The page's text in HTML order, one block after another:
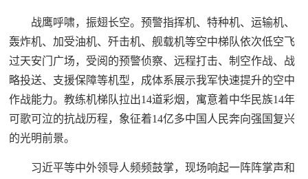
战鹰呼啸，振翅长空。预警指挥机、特种机、运输机、
轰炸机、加受油机、歼击机、舰载机等空中梯队依次低空飞
过天安门广场，受阅的预警侦察、远程打击、制空作战、战
略投送、支援保障等机型，成体系展示我军快速提升的空中
作战能力。教练机梯队拉出14道彩烟，寓意着中华民族14年
可歌可泣的抗战历程，象征着14亿多中国人民奔向强国复兴
的光明前景。
习近平等中外领导人频频鼓掌，现场响起一阵阵掌声和